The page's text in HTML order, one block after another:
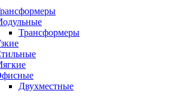
Трансформеры
Двухместные